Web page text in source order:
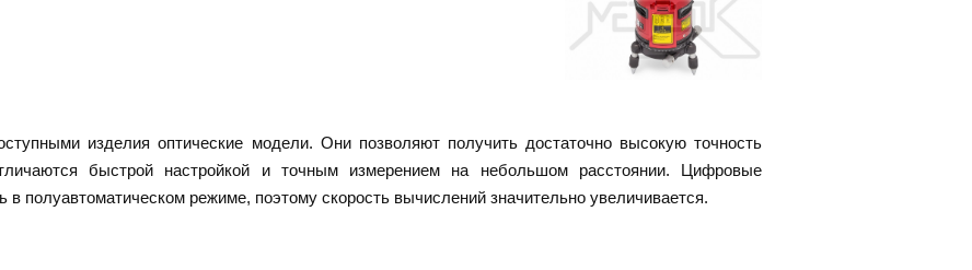
изделия оптические модели. Они позволяют получить достаточно высокую точность
быстрой настройкой и точным измерением на небольшом расстоянии. Цифровые
в полуавтоматическом режиме, поэтому скорость вычислений значительно увеличивается.